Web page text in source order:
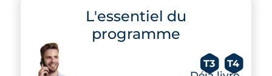
L'essentiel du
programme
T3 T4